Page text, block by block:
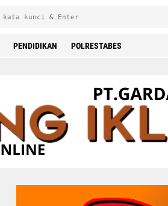
PENDIDIKAN POLRESTABES